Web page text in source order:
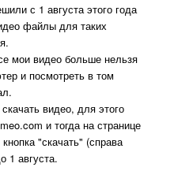
с 1 августа этого года
файлы для таких
мои видео больше нельзя
и посмотреть в том
видео, для этого
и тогда на странице
"скачать" (справа
1 августа.